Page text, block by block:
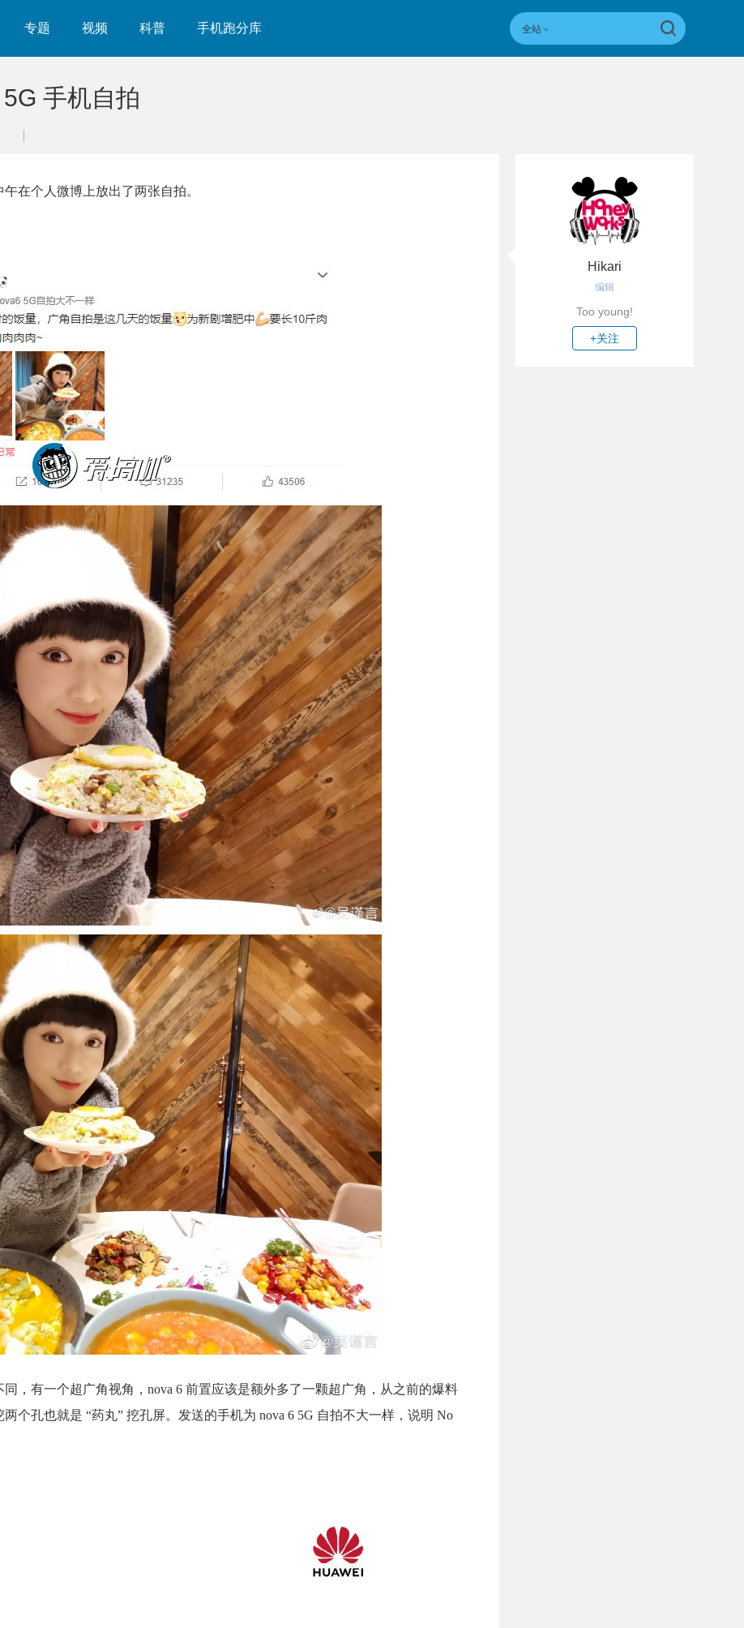
专题 视频 科普 手机跑分库 全站
手机自拍
在个人微博上放出了两张自拍。
，有一个超广角视角，nova 6 前置应该是额外多了一颗超广角，从之前的爆料
个孔也就是 “药丸” 挖孔屏。发送的手机为 nova 6 5G 自拍不大一样，说明 No
Hikari
编辑
Too young!
+关注